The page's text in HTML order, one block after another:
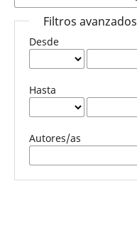
Filtros avanzados
Desde
Hasta
Autores/as